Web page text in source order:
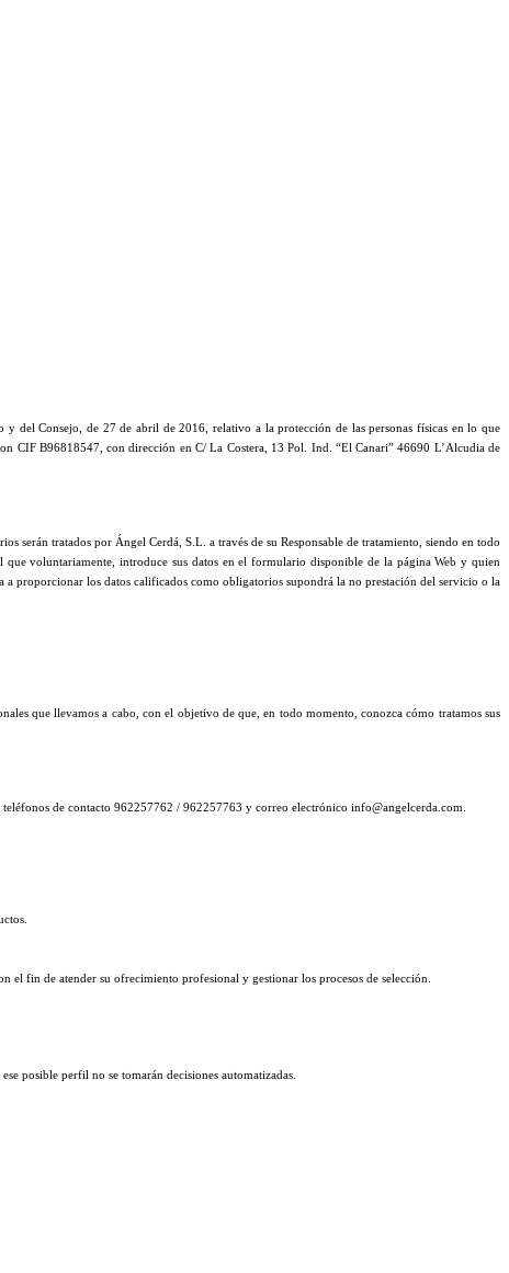
del Consejo, de 27 de abril de 2016, relativo a la protección de las personas físicas en lo que
CIF B96818547, con dirección en C/ La Costera, 13 Pol. Ind. “El Canari” 46690 L’Alcudia de
serán tratados por Ángel Cerdá, S.L. a través de su Responsable de tratamiento, siendo en todo
voluntariamente, introduce sus datos en el formulario disponible de la página Web y quien
proporcionar los datos calificados como obligatorios supondrá la no prestación del servicio o la
que llevamos a cabo, con el objetivo de que, en todo momento, conozca cómo tratamos sus
de contacto 962257762 / 962257763 y correo electrónico info@angelcerda.com.
el fin de atender su ofrecimiento profesional y gestionar los procesos de selección.
posible perfil no se tomarán decisiones automatizadas.